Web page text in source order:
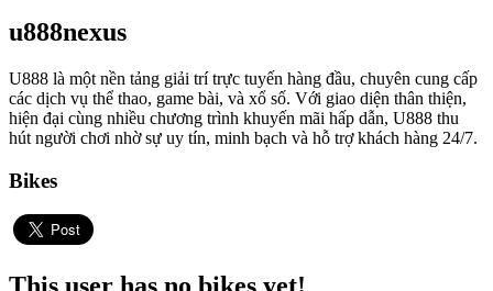
u888nexus
U888 là một nền tảng giải trí trực tuyến hàng đầu, chuyên cung cấp
các dịch vụ thể thao, game bài, và xổ số. Với giao diện thân thiện,
hiện đại cùng nhiều chương trình khuyến mãi hấp dẫn, U888 thu
hút người chơi nhờ sự uy tín, minh bạch và hỗ trợ khách hàng 24/7.
Bikes
This user has no bikes yet!